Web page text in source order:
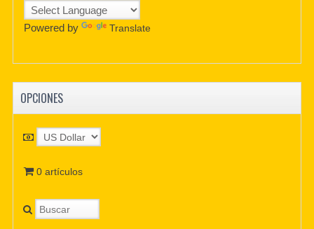
Powered by Translate
OPCIONES
0 artículos